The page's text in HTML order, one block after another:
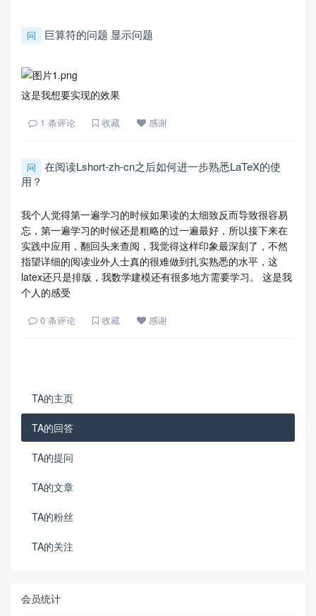
问 巨算符的问题 显示问题
这是我想要实现的效果
1 条评论 收藏 感谢
问
在阅读Lshort-zh-cn之后如何进一步熟悉LaTeX的使
用？
我个人觉得第一遍学习的时候如果读的太细致反而导致很容易
忘，第一遍学习的时候还是粗略的过一遍最好，所以接下来在
实践中应用，翻回头来查阅，我觉得这样印象最深刻了，不然
指望详细的阅读业外人士真的很难做到扎实熟悉的水平，这
latex还只是排版，我数学建模还有很多地方需要学习。 这是我
个人的感受
0 条评论 收藏 感谢
TA的主页
TA的回答
TA的提问
TA的文章
TA的粉丝
TA的关注
会员统计